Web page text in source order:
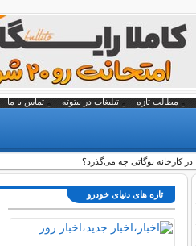
مطالب تازه تبلیغات در بیتوته تماس با ما
در کارخانه بوگاتی چه می‌گذرد؟
تازه های دنیای خودرو